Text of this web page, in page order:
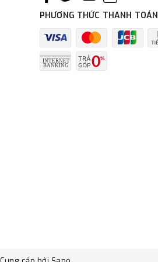
PHƯƠNG THỨC THANH TOÁN